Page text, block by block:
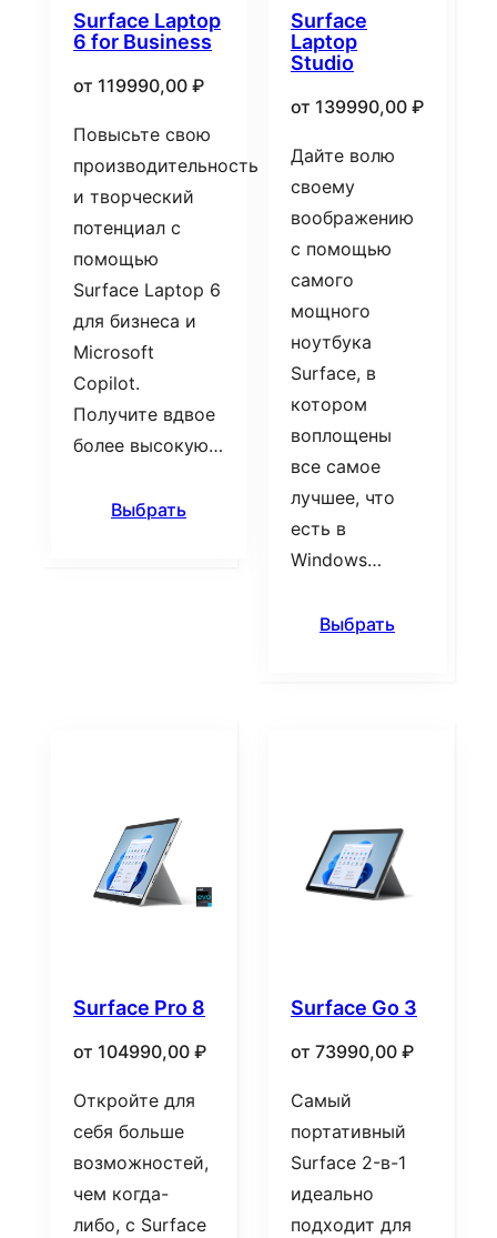
Surface Laptop
6 for Business
от 119990,00 ₽
Повысьте свою
производительность
и творческий
потенциал с
помощью
Surface Laptop 6
для бизнеса и
Microsoft
Copilot.
Получите вдвое
более высокую…
Выбрать
Surface
Laptop
Studio
от 139990,00 ₽
Дайте волю
своему
воображению
с помощью
самого
мощного
ноутбука
Surface, в
котором
воплощены
все самое
лучшее, что
есть в
Windows…
Выбрать
Surface Pro 8
от 104990,00 ₽
Откройте для
себя больше
возможностей,
чем когда-
либо, с Surface
Surface Go 3
от 73990,00 ₽
Самый
портативный
Surface 2-в-1
идеально
подходит для